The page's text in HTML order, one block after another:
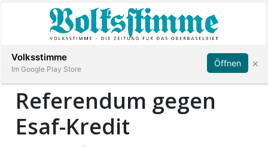
Immobilien
Abonnieren Anmelden
Referendum gegen
Esaf-Kredit
Volksstimme
Im Google Play Store
Öffnen ×